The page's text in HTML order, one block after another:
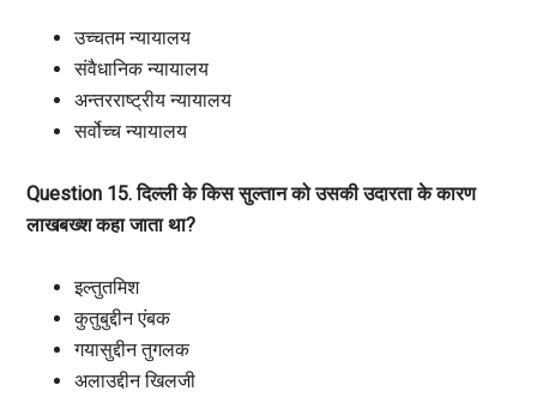
उच्चतम न्यायालय
संवैधानिक न्यायालय
अन्तरराष्‍ट्रीय न्यायालय
सर्वोच्च न्यायालय
Question 15. दिल्ली के किस सुल्तान को उसकी उदारता के कारण
लाखबख्श कहा जाता था?
इल्तुतमिश
कुतुबुद्दीन एंबक
गयासुद्दीन तुगलक
अलाउद्दीन खिलजी